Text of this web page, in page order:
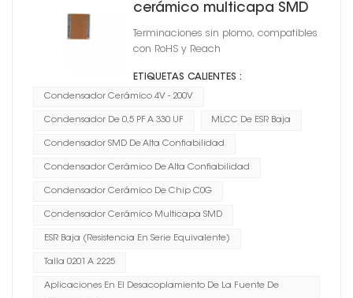
cerámico multicapa SMD
0805
Terminaciones sin plomo, compatibles
con RoHS y Reach
ETIQUETAS CALIENTES :
Condensador Cerámico 4V - 200V
Condensador De 0,5 PF A 330 UF MLCC De ESR Baja
Condensador SMD De Alta Confiabilidad
Condensador Cerámico De Alta Confiabilidad
Condensador Cerámico De Chip C0G
Condensador Cerámico Multicapa SMD
ESR Baja (resistencia En Serie Equivalente)
Talla 0201 A 2225
Aplicaciones En El Desacoplamiento De La Fuente De